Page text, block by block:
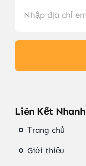
Liên Kết Nhanh
Trang chủ
Giới thiệu